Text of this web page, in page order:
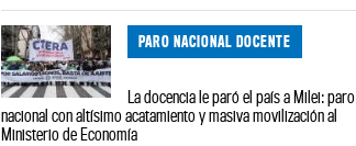
PARO NACIONAL DOCENTE
La docencia le paró el país a Milei: paro
nacional con altísimo acatamiento y masiva movilización al
Ministerio de Economía